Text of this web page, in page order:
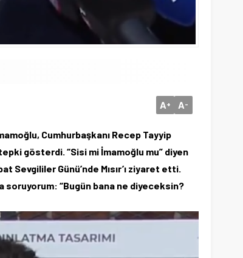
A+ A-
Cumhurbaşkanı Recep Tayyip
gösterdi. “Sisi mi İmamoğlu mu” diyen
Sevgililer Günü’nde Mısır’ı ziyaret etti.
soruyorum: “Bugün bana ne diyeceksin?